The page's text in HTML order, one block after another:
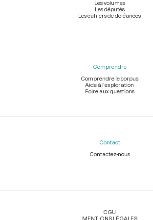
Les volumes
Les députés
Les cahiers de doléances
Comprendre
Comprendre le corpus
Aide à l'exploration
Foire aux questions
Contact
Contactez-nous
Légal
CGU
MENTIONS LÉGALES